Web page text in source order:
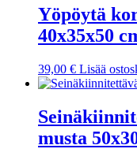
Yöpöytä
40x35x50
39,00 € Lisää
musta